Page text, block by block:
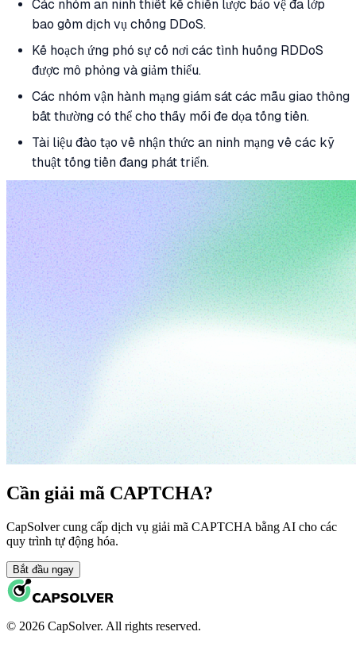
Các nhóm an ninh thiết kế chiến lược bảo vệ đa lớp
bao gồm dịch vụ chống DDoS.
Kế hoạch ứng phó sự cố nơi các tình huống RDDoS
được mô phỏng và giảm thiểu.
Các nhóm vận hành mạng giám sát các mẫu giao thông
bất thường có thể cho thấy mối đe dọa tống tiền.
Tài liệu đào tạo về nhận thức an ninh mạng về các kỹ
thuật tống tiền đang phát triển.
Cần giải mã CAPTCHA?
CapSolver cung cấp dịch vụ giải mã CAPTCHA bằng AI cho các
quy trình tự động hóa.
Bắt đầu ngay
© 2026 CapSolver. All rights reserved.